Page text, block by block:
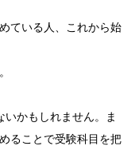
ている人、これから始
かもしれません。ま
ることで受験科目を把